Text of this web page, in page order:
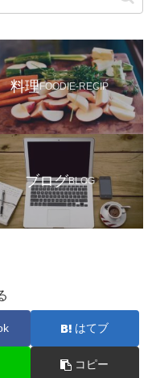
料理FOODIE-RECIP
ブログBLOG
はてブ
コピー